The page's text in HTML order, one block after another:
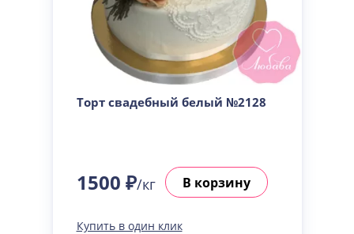
Торт свадебный белый №2128
1500 ₽/кг В корзину
Купить в один клик